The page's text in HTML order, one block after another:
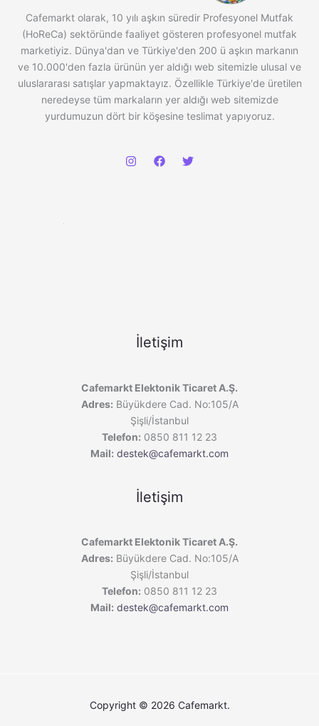
Cafemarkt olarak, 10 yılı aşkın süredir Profesyonel Mutfak
(HoReCa) sektöründe faaliyet gösteren profesyonel mutfak
marketiyiz. Dünya'dan ve Türkiye'den 200 ü aşkın markanın
ve 10.000'den fazla ürünün yer aldığı web sitemizle ulusal ve
uluslararası satışlar yapmaktayız. Özellikle Türkiye'de üretilen
neredeyse tüm markaların yer aldığı web sitemizde
yurdumuzun dört bir köşesine teslimat yapıyoruz.
İletişim
Cafemarkt Elektonik Ticaret A.Ş.
Adres: Büyükdere Cad. No:105/A
Şişli/İstanbul
Telefon: 0850 811 12 23
Mail: destek@cafemarkt.com
İletişim
Cafemarkt Elektonik Ticaret A.Ş.
Adres: Büyükdere Cad. No:105/A
Şişli/İstanbul
Telefon: 0850 811 12 23
Mail: destek@cafemarkt.com
Copyright © 2026 Cafemarkt.